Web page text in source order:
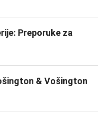
Preporuke za
& Vošington